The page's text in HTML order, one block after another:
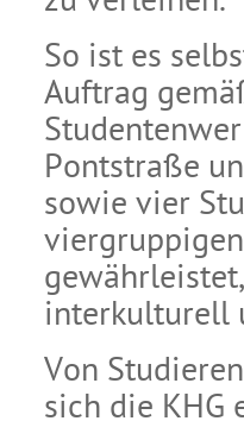
So ist es
Auftrag
Pontstraße
sowie vier
interkulturell
Von
sich die